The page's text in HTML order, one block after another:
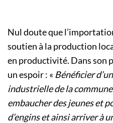
Nul doute que
soutien à la production
en productivité. Dans son
un espoir : « Bénéficier
industrielle de la
embaucher des jeunes et
d’engins et ainsi arriver à